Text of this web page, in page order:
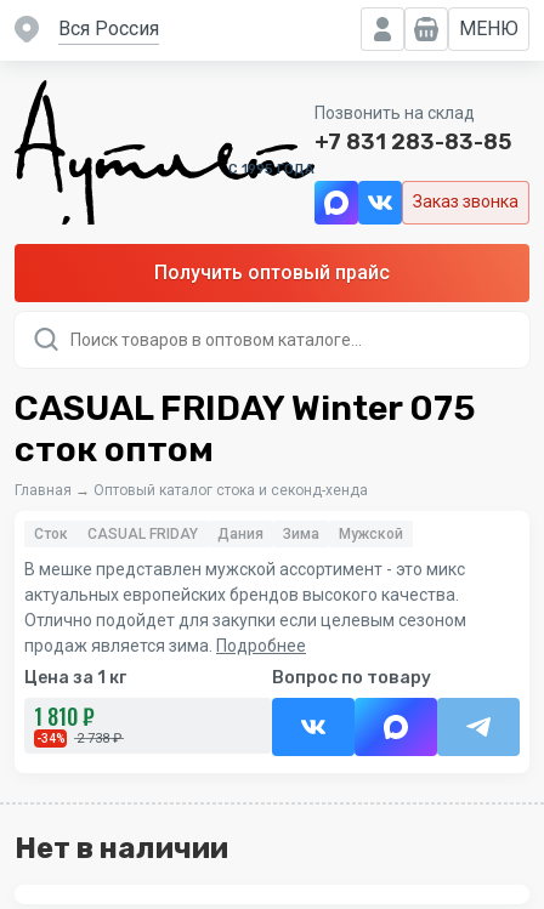
вся Россия МЕНЮ
C 1995 ГОДА
Позвонить на склад
+7 831 283-83-85
Заказ звонка
Получить оптовый прайс
товаров
CASUAL FRIDAY Winter 075
сток оптом
Главная → Оптовый каталог стока и секонд-хенда
Сток CASUAL FRIDAY Дания Зима Мужской
В мешке представлен мужской ассортимент - это микс
актуальных европейских брендов высокого качества.
Отлично подойдет для закупки если целевым сезоном
продаж является зима. Подробнее
Цена за 1 кг
1 810 ₽
-34% 2 738 ₽
Вопрос по товару
Нет в наличии